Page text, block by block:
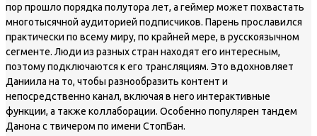
пор прошло порядка полутора лет, а геймер может похвастать
многотысячной аудиторией подписчиков. Парень прославился
практически по всему миру, по крайней мере, в русскоязычном
сегменте. Люди из разных стран находят его интересным,
поэтому подключаются к его трансляциям. Это вдохновляет
Даниила на то, чтобы разнообразить контент и
непосредственно канал, включая в него интерактивные
функции, а также коллаборации. Особенно популярен тандем
Данона с твичером по имени СтопБан.